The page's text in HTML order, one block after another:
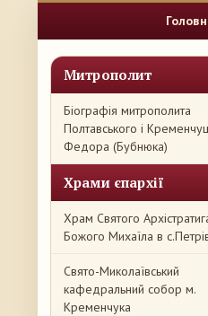
Митрополит
Біографія митрополита
Полтавського і
Федора (Бубнюка)
Храми єпархії
Храм Святого
Божого Михаїла в
Свято-Миколаївський
кафедральний собор м.
Кременчука